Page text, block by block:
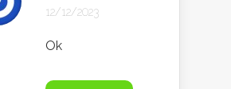
12/12/2023
Ok